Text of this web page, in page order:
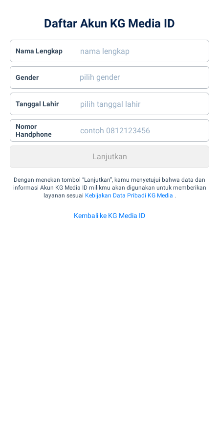
Daftar Akun KG Media ID
Nama Lengkap
Gender
Tanggal Lahir
Nomor
Handphone
Dengan menekan tombol “Lanjutkan”, kamu menyetujui bahwa data dan
informasi Akun KG Media ID milikmu akan digunakan untuk memberikan
layanan sesuai Kebijakan Data Pribadi KG Media .
Kembali ke KG Media ID